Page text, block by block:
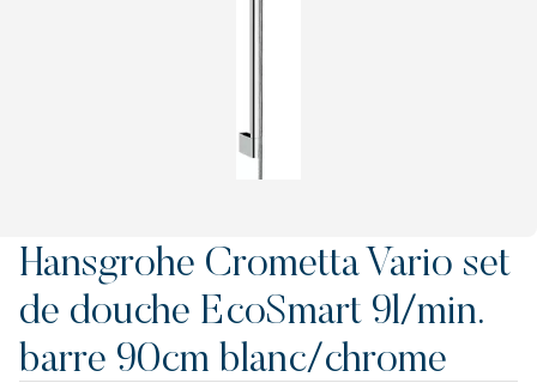
Hansgrohe Crometta Vario set
de douche EcoSmart 9l/min.
barre 90cm blanc/chrome